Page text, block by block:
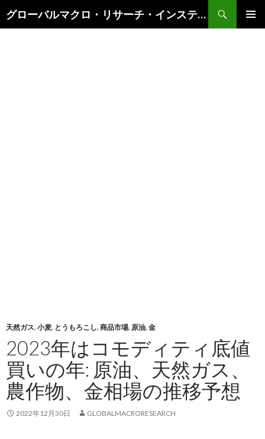
グローバルマクロ・リサーチ・インスティテュート
索
天然ガス, 小麦, とうもろこし, 商品市場, 原油, 金
2023年はコモディティ底値
買いの年: 原油、天然ガス、
農作物、金相場の推移予想
2022年12月30日 GLOBALMACRORESEARCH